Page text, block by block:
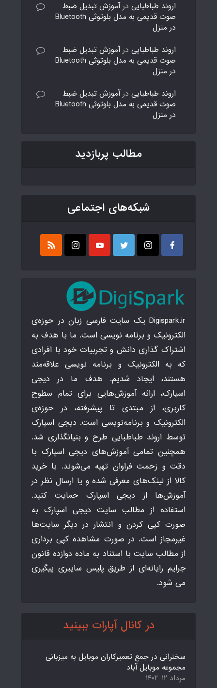
اروند طباطبایی درآموزش تبدیل ضبط
صوت قدیمی به مدل بلوتوثی Bluetooth
در منزل
اروند طباطبایی درآموزش تبدیل ضبط
صوت قدیمی به مدل بلوتوثی Bluetooth
در منزل
اروند طباطبایی درآموزش تبدیل ضبط
صوت قدیمی به مدل بلوتوثی Bluetooth
در منزل
مطالب پربازدید
شبکه‌های اجتماعی
Digispark.ir یک سایت فارسی زبان در حوزه‌ی
الکترونیک و برنامه نویسی است. ما با هدف به
اشتراک گذاری دانش و تجربیات خود با افرادی
که به الکترونیک و برنامه نویسی علاقه‌مند
هستند، ایجاد شدیم. هدف ما در دیجی
اسپارک، ارائه آموزش‌هایی برای تمام سطوح
کاربری، از مبتدی تا پیشرفته، در حوزه‌ی
الکترونیک و برنامه‌نویسی است. دیجی اسپارک
توسط اروند طباطبایی طرح و بنیانگذاری شد.
همچنین تمامی آموزش‌های دیجی اسپارک با
دقت و زحمت فراوان تهیه می‌شوند. با خرید
کالا از لینک‌های معرفی شده و یا ارسال نظر در
آموزش‌ها از دیجی اسپارک حمایت کنید.
استفاده از مطالب سایت دیجی اسپارک به
صورت کپی کردن و انتشار در دیگر سایت‌ها
غیرمجاز است. در صورت مشاهده کپی برداری
از مطالب سایت با استناد به ماده دوازده قانون
جرایم رایانه‌ای از طریق پلیس سایبری پیگیری
می شود.
در کانال آپارات ببینید
سخنرانی در جمع تعمیرکاران موبایل به میزبانی
مجموعه موبایل آباد
مرداد ۱۲, ۱۴۰۲